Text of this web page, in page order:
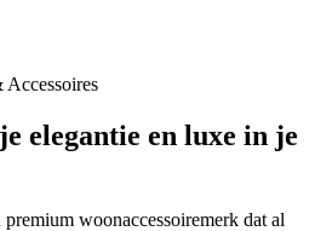
elegantie en luxe in je
woonaccessoiremerk dat al